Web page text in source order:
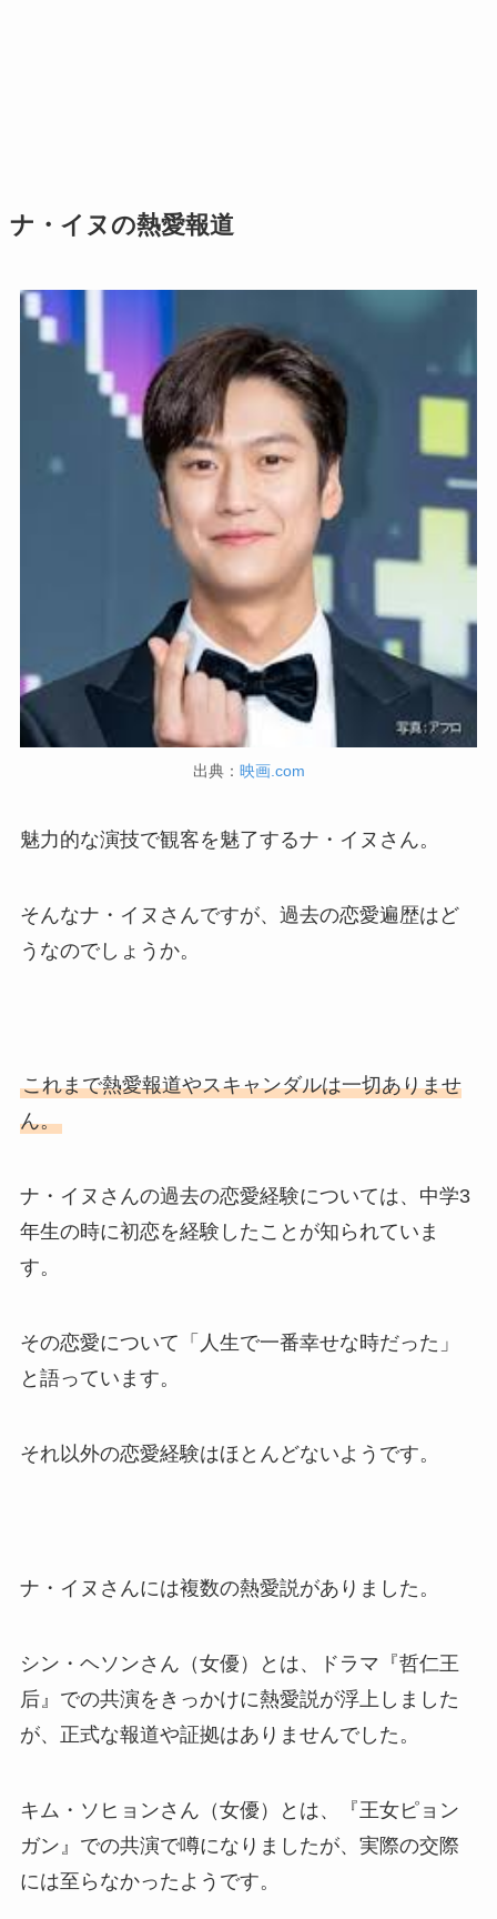
ナ・イヌの熱愛報道
出典： 映画.com
魅力的な演技で観客を魅了するナ・イヌさん。
そんなナ・イヌさんですが、過去の恋愛遍歴はど
うなのでしょうか。
これまで熱愛報道やスキャンダルは一切ありませ
ん。
ナ・イヌさんの過去の恋愛経験については、中学3
年生の時に初恋を経験したことが知られていま
す。
その恋愛について「人生で一番幸せな時だった」
と語っています。
それ以外の恋愛経験はほとんどないようです。
ナ・イヌさんには複数の熱愛説がありました。
シン・ヘソンさん（女優）とは、ドラマ『哲仁王
后』での共演をきっかけに熱愛説が浮上しました
が、正式な報道や証拠はありませんでした。
キム・ソヒョンさん（女優）とは、『王女ピョン
ガン』での共演で噂になりましたが、実際の交際
には至らなかったようです。